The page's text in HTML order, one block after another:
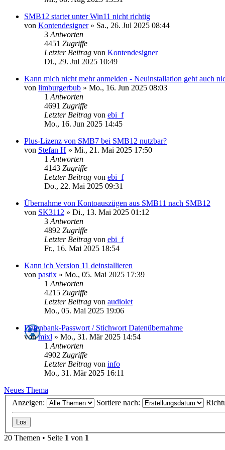
SMB12 startet unter Win11 nicht richtig
von Kontendesigner» Sa., 26. Jul 2025 08:44
3 Antworten
4451 Zugriffe
Letzter Beitrag von Kontendesigner
Di., 29. Jul 2025 10:49
Kann mich nicht mehr anmelden - Neuinstallation geht auch
von limburgerbub » Mo., 16. Jun 2025 08:03
1 Antworten
4691 Zugriffe
Letzter Beitrag von ebi_f
Mo., 16. Jun 2025 14:45
Plus-Lizenz von SMB7 bei SMB12 nutzbar?
von Stefan H » Mi., 21. Mai 2025 17:50
1 Antworten
4143 Zugriffe
Letzter Beitrag von ebi_f
Do., 22. Mai 2025 09:31
Übernahme von Kontoauszügen aus SMB11 nach SMB12
von SK3112 » Di., 13. Mai 2025 01:12
3 Antworten
4892 Zugriffe
Letzter Beitrag von ebi_f
Fr., 16. Mai 2025 18:54
Kann ich Version 11 deinstallieren
von pastix » Mo., 05. Mai 2025 17:39
1 Antworten
4215 Zugriffe
Letzter Beitrag von audiolet
Mo., 05. Mai 2025 19:06
Datenbank-Passwort / Stichwort Datenübernahme
vonmixl » Mo., 31. Mär 2025 14:54
1 Antworten
4902 Zugriffe
Letzter Beitrag von info
Mo., 31. Mär 2025 16:11
Neues Thema
Anzeigen:
Sortiere nach:
20 Themen • Seite 1 von 1